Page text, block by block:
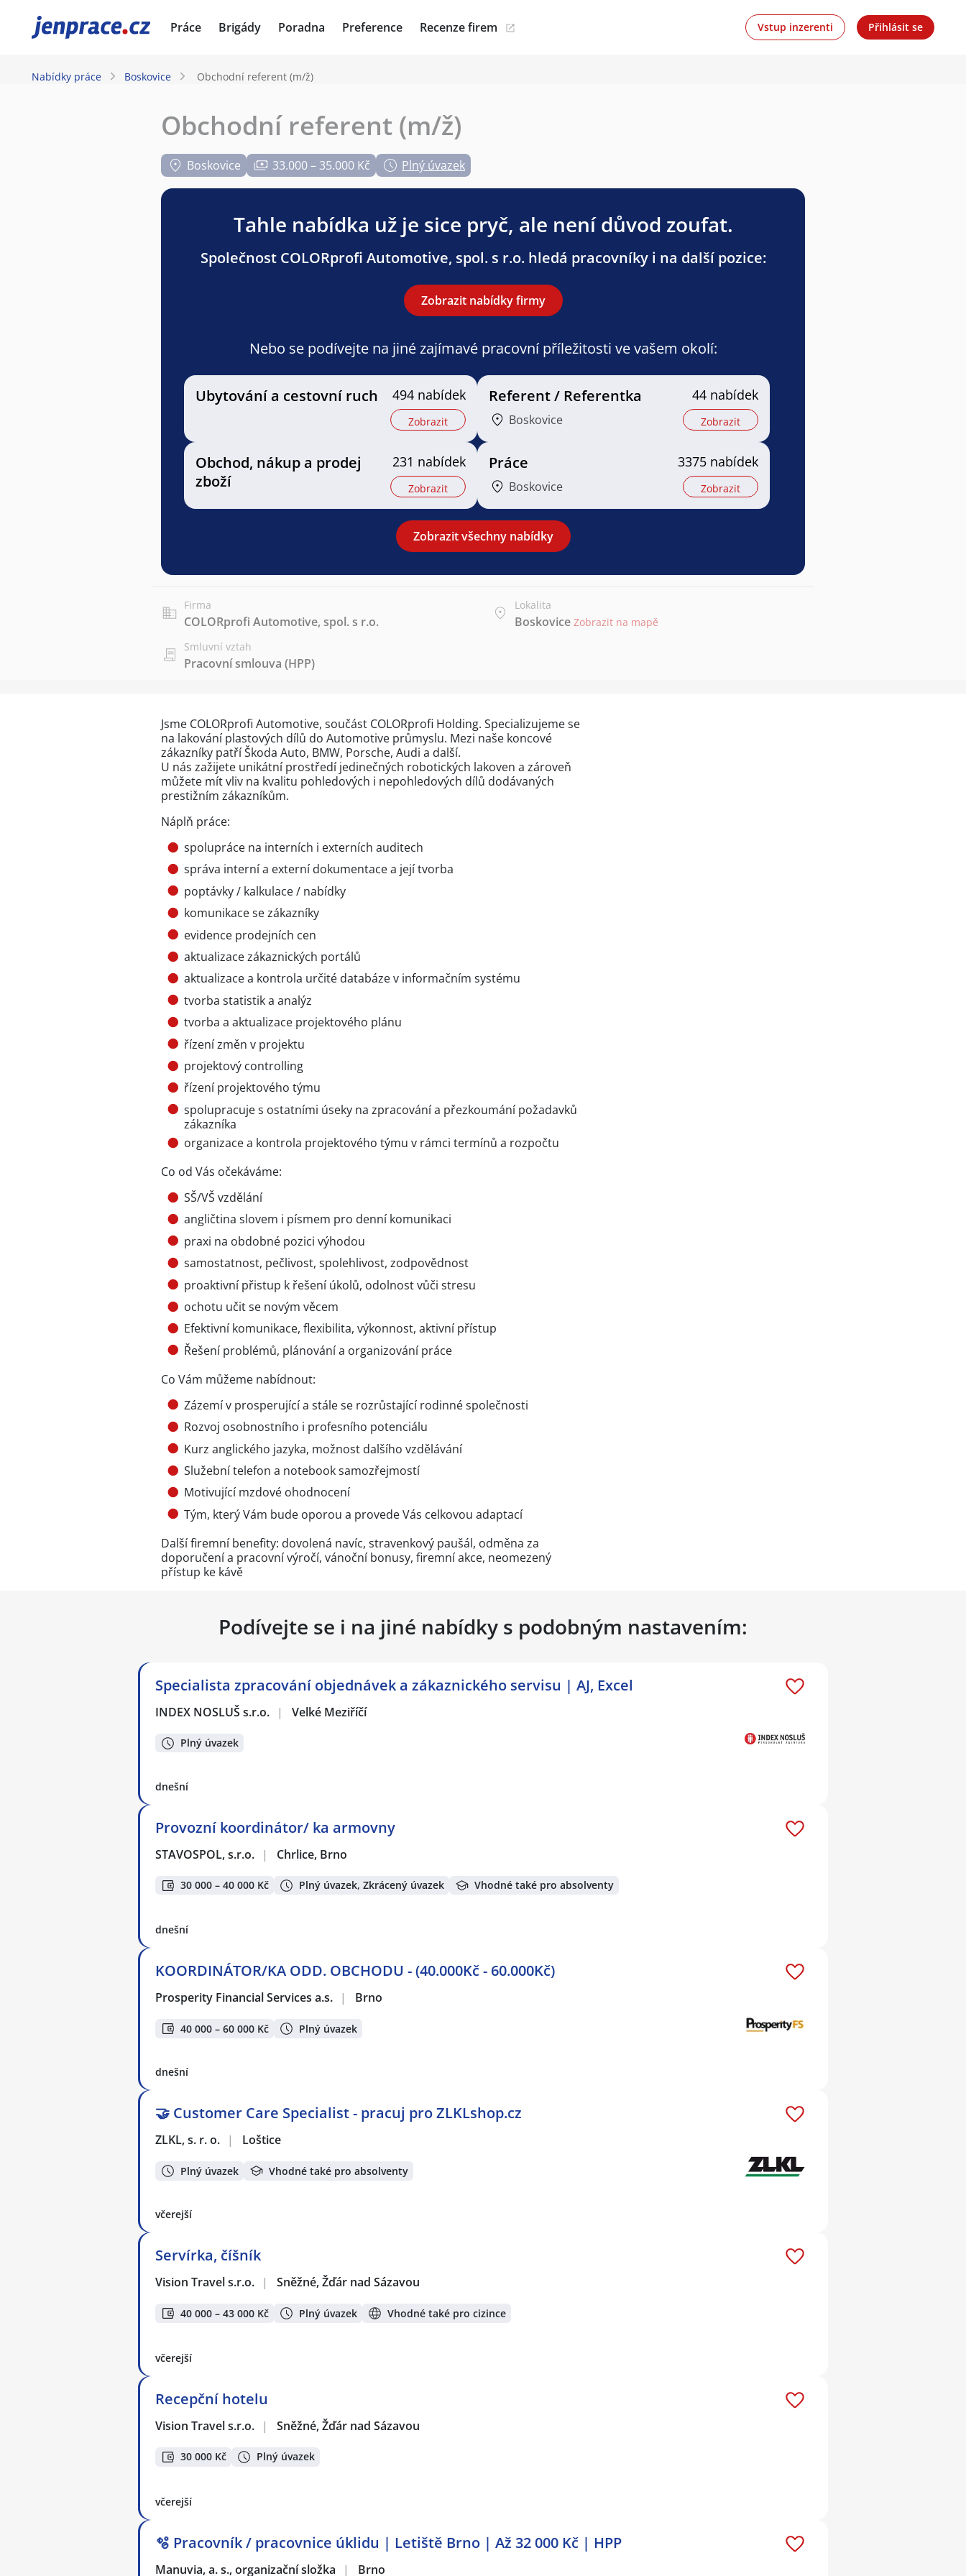
JenPráce.cz Práce Brigády Poradna Preference Recenze firem Vstup inzerenti Přihlásit se
Nabídky práce Boskovice Obchodní referent (m/ž)
Obchodní referent (m/ž)
Boskovice 33.000 – 35.000 Kč Plný úvazek
Tahle nabídka už je sice pryč, ale není důvod zoufat.
Společnost COLORprofi Automotive, spol. s r.o. hledá pracovníky i na další pozice:
Zobrazit nabídky firmy
Nebo se podívejte na jiné zajímavé pracovní příležitosti ve vašem okolí:
Ubytování a cestovní ruch 494 nabídek
Zobrazit
Referent / Referentka
Boskovice
44 nabídek
Zobrazit
Obchod, nákup a prodej
zboží
231 nabídek
Zobrazit
Práce
Boskovice
3375 nabídek
Zobrazit
Zobrazit všechny nabídky
Firma
COLORprofi Automotive, spol. s r.o.
Lokalita
Boskovice Zobrazit na mapě
Smluvní vztah
Pracovní smlouva (HPP)
Jsme COLORprofi Automotive, součást COLORprofi Holding. Specializujeme se
na lakování plastových dílů do Automotive průmyslu. Mezi naše koncové
zákazníky patří Škoda Auto, BMW, Porsche, Audi a další.
U nás zažijete unikátní prostředí jedinečných robotických lakoven a zároveň
můžete mít vliv na kvalitu pohledových i nepohledových dílů dodávaných
prestižním zákazníkům.
Náplň práce:
spolupráce na interních i externích auditech
správa interní a externí dokumentace a její tvorba
poptávky / kalkulace / nabídky
komunikace se zákazníky
evidence prodejních cen
aktualizace zákaznických portálů
aktualizace a kontrola určité databáze v informačním systému
tvorba statistik a analýz
tvorba a aktualizace projektového plánu
řízení změn v projektu
projektový controlling
řízení projektového týmu
spolupracuje s ostatními úseky na zpracování a přezkoumání požadavků
zákazníka
organizace a kontrola projektového týmu v rámci termínů a rozpočtu
Co od Vás očekáváme:
SŠ/VŠ vzdělání
angličtina slovem i písmem pro denní komunikaci
praxi na obdobné pozici výhodou
samostatnost, pečlivost, spolehlivost, zodpovědnost
proaktivní přistup k řešení úkolů, odolnost vůči stresu
ochotu učit se novým věcem
Efektivní komunikace, flexibilita, výkonnost, aktivní přístup
Řešení problémů, plánování a organizování práce
Co Vám můžeme nabídnout:
Zázemí v prosperující a stále se rozrůstající rodinné společnosti
Rozvoj osobnostního i profesního potenciálu
Kurz anglického jazyka, možnost dalšího vzdělávání
Služební telefon a notebook samozřejmostí
Motivující mzdové ohodnocení
Tým, který Vám bude oporou a provede Vás celkovou adaptací
Další firemní benefity: dovolená navíc, stravenkový paušál, odměna za
doporučení a pracovní výročí, vánoční bonusy, firemní akce, neomezený
přístup ke kávě
Podívejte se i na jiné nabídky s podobným nastavením:
Specialista zpracování objednávek a zákaznického servisu | AJ, Excel
INDEX NOSLUŠ s.r.o. | Velké Meziříčí
Plný úvazek
dnešní
Provozní koordinátor/ ka armovny
STAVOSPOL, s.r.o. | Chrlice, Brno
30 000 – 40 000 Kč Plný úvazek, Zkrácený úvazek Vhodné také pro absolventy
dnešní
KOORDINÁTOR/KA ODD. OBCHODU - (40.000Kč - 60.000Kč)
Prosperity Financial Services a.s. | Brno
40 000 – 60 000 Kč Plný úvazek
dnešní
🤝 Customer Care Specialist - pracuj pro ZLKLshop.cz
ZLKL, s. r. o. | Loštice
Plný úvazek Vhodné také pro absolventy
včerejší
Servírka, číšník
Vision Travel s.r.o. | Sněžné, Žďár nad Sázavou
40 000 – 43 000 Kč Plný úvazek Vhodné také pro cizince
včerejší
Recepční hotelu
Vision Travel s.r.o. | Sněžné, Žďár nad Sázavou
30 000 Kč Plný úvazek
včerejší
🫧 Pracovník / pracovnice úklidu | Letiště Brno | Až 32 000 Kč | HPP
Manuvia, a. s., organizační složka | Brno